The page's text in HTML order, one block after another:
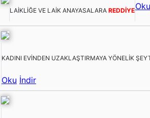
LAİKLİĞE VE LAİK ANAYASALARA REDDİYEOku
KADINI EVİNDEN UZAKLAŞTIRMAYA YÖNELİK
Oku İndir